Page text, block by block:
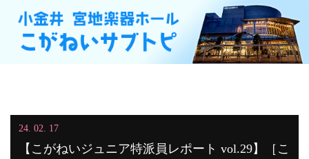
24. 02. 17
【こがねいジュニア特派員レポート vol.29】［こ